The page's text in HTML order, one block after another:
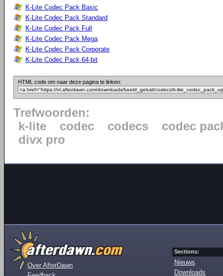
K-Lite Codec Pack Basic
K-Lite Codec Pack Standard
K-Lite Codec Pack Full
K-Lite Codec Pack Mega
K-Lite Codec Pack Corporate
K-Lite Codec Pack 64-bit
HTML code om naar deze pagina te linken:
Trefwoorden:
k-lite
codec codecs
codec
divx pro
Over AfterDawn
Sections:
Nieuws
Downloads